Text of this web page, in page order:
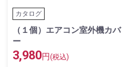
カタログ
（１個）エアコン室外機カバ
ー
3,980円 (税込)